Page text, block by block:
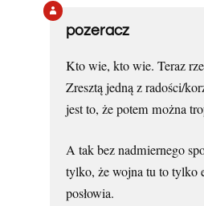
pozeracz
Kto wie, kto wie. Teraz
Zresztą jedną z radości/
jest to, że potem można
A tak bez nadmiernego
tylko, że wojna tu to tylko
posłowia.